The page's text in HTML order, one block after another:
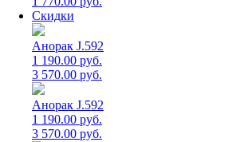
Скидки
Анорак J.592
1 190.00 руб.
3 570.00 руб.
Анорак J.592
1 190.00 руб.
3 570.00 руб.